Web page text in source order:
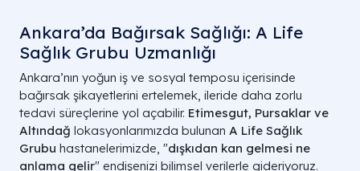
Ankara’da Bağırsak Sağlığı: A Life
Sağlık Grubu Uzmanlığı
Ankara’nın yoğun iş ve sosyal temposu içerisinde
bağırsak şikayetlerini ertelemek, ileride daha zorlu
tedavi süreçlerine yol açabilir. Etimesgut, Pursaklar ve
Altındağ lokasyonlarımızda bulunan A Life Sağlık
Grubu hastanelerimizde, "dışkıdan kan gelmesi ne
anlama gelir" endişenizi bilimsel verilerle gideriyoruz.